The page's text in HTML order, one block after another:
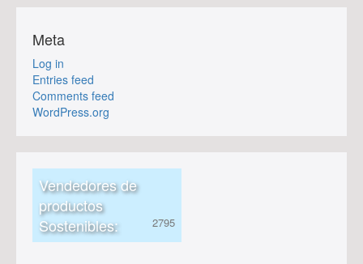
Meta
Log in
Entries feed
Comments feed
WordPress.org
Vendedores de
productos
Sostenibles: